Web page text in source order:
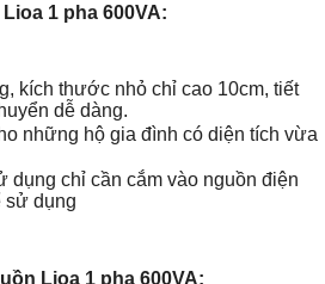
1 pha 600VA:
kích thước nhỏ chỉ cao 10cm, tiết
dễ dàng.
những hộ gia đình có diện tích vừa
dụng chỉ cần cắm vào nguồn điện
sử dụng
Lioa 1 pha 600VA: